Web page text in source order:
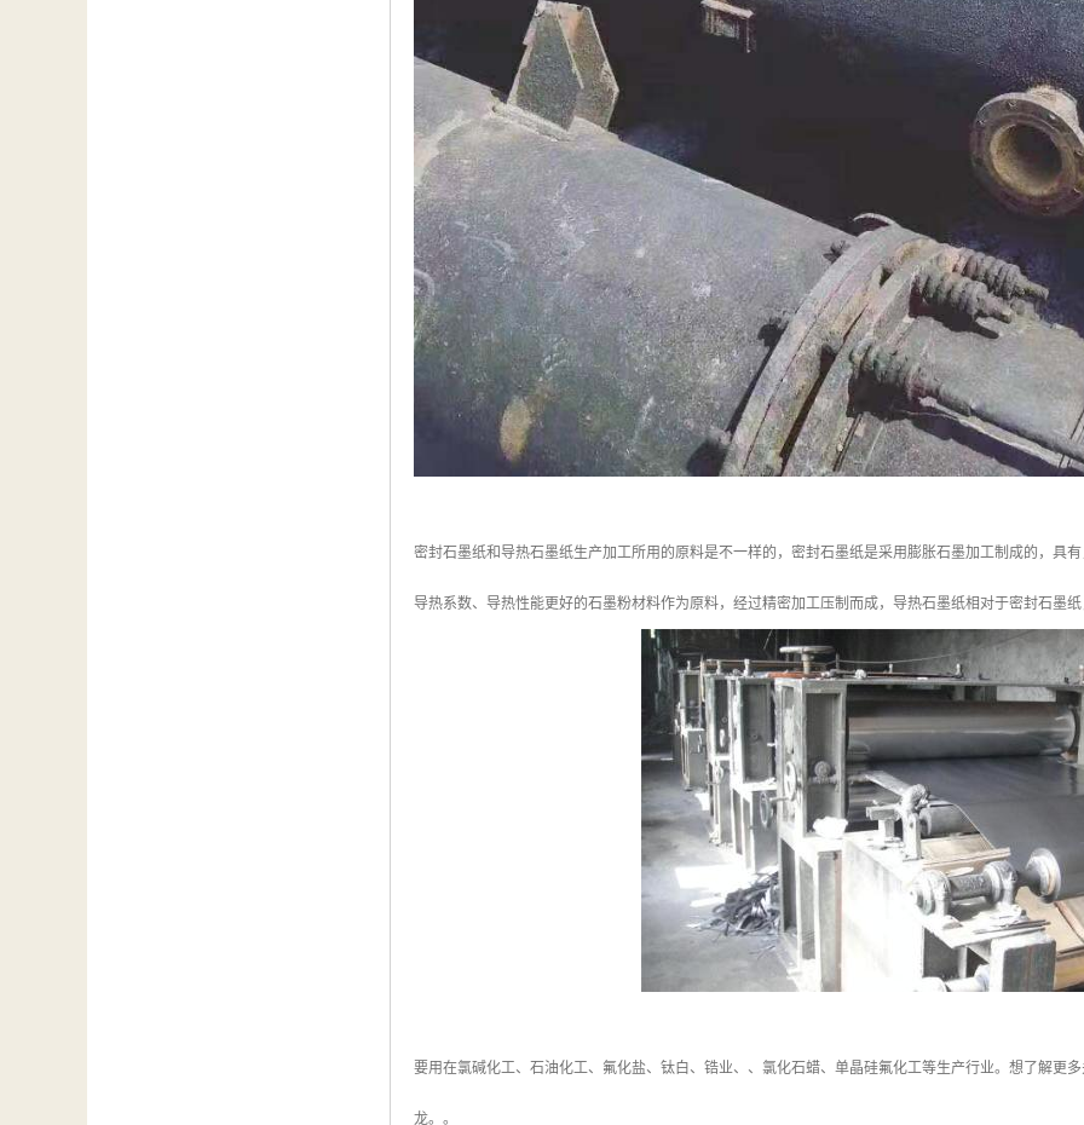
密封石墨纸和导热石墨纸生产加工所用的原料是不一样的，密封石墨纸是采用膨胀石墨加工制成的，具
导热系数、导热性能更好的石墨粉材料作为原料，经过精密加工压制而成，导热石墨纸相对于密封石墨
要用在氯碱化工、石油化工、氟化盐、钛白、锆业、、氯化石蜡、单晶硅氟化工等生产行业。想了解更
龙。。